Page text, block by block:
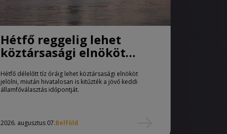
Hétfő reggelig lehet
köztársasági elnököt
Hétfő délelőtt tíz óráig lehet köztársasági elnököt
jelölni, miután hivatalosan is kitűzték a jövő keddi
államfőválasztás időpontját.
2026. augusztus 07.Belföld